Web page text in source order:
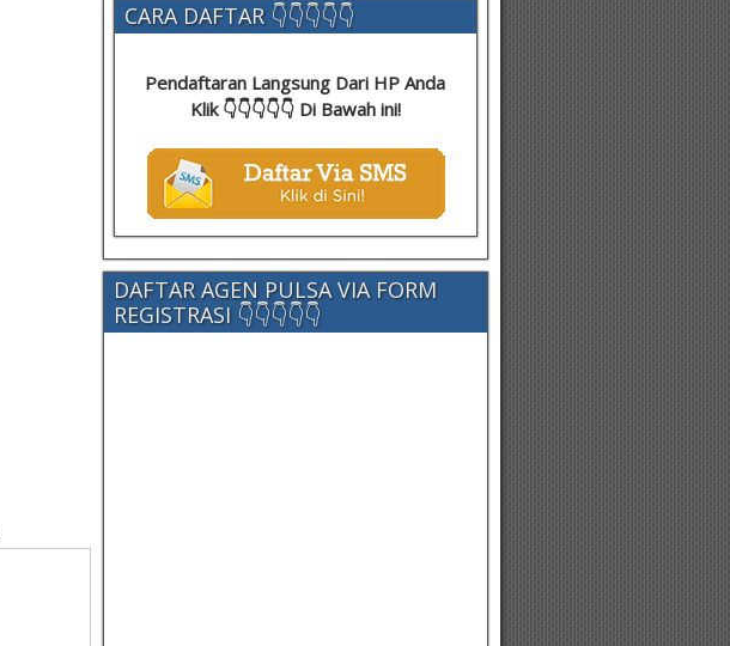
CARA DAFTAR 👇👇👇👇👇
Pendaftaran Langsung Dari HP Anda
Klik 👇👇👇👇👇 Di Bawah ini!
DAFTAR AGEN PULSA VIA FORM
REGISTRASI 👇👇👇👇👇